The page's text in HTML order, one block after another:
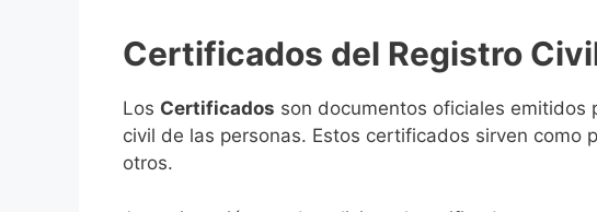
Certificados del Registro
Los Certificados son documentos oficiales emitidos
civil de las personas. Estos certificados sirven
otros.